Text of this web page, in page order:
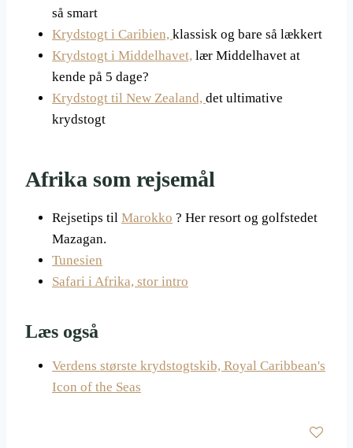
så smart
Krydstogt i Caribien, klassisk og bare så lækkert
Krydstogt i Middelhavet, lær Middelhavet at
kende på 5 dage?
Krydstogt til New Zealand, det ultimative
krydstogt
Afrika som rejsemål
Rejsetips til Marokko ? Her resort og golfstedet
Mazagan.
Tunesien
Safari i Afrika, stor intro
Læs også
Verdens største krydstogtskib, Royal Caribbean's
Icon of the Seas